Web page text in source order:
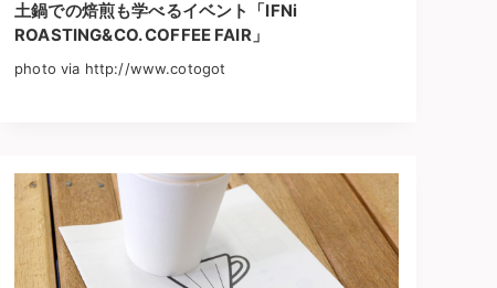
土鍋での焙煎も学べるイベント「IFNi
ROASTING&CO. COFFEE FAIR」
photo via http://www.cotogot